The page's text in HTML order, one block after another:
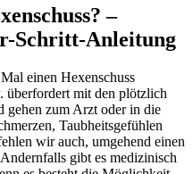
–
Schritt-Anleitung
einen Hexenschuss
überfordert mit den plötzlich
gehen zum Arzt oder in die
Taubheitsgefühlen
wir auch, umgehend einen
gibt es medizinisch